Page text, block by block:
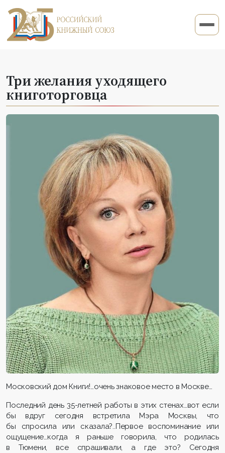
Три желания уходящего
книготорговца
Московский дом Книги!…очень знаковое место в Москве…
Последний день 35-летней работы в этих стенах…вот если
бы вдруг сегодня встретила Мэра Москвы, что
бы спросила или сказала?..Первое воспоминание или
ощущение…когда я раньше говорила, что родилась
в Тюмени, все спрашивали, а где это? Сегодня